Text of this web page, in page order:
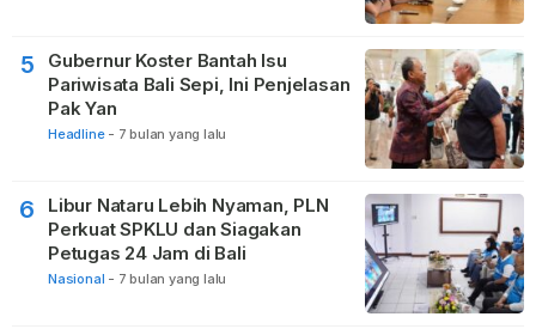
5
Gubernur Koster Bantah Isu
Pariwisata Bali Sepi, Ini Penjelasan
Pak Yan
Headline - 7 bulan yang lalu
6
Libur Nataru Lebih Nyaman, PLN
Perkuat SPKLU dan Siagakan
Petugas 24 Jam di Bali
Nasional - 7 bulan yang lalu